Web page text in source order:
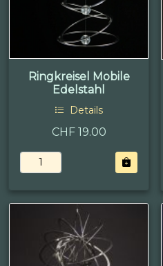
Ringkreisel Mobile
Edelstahl
Details
CHF 19.00